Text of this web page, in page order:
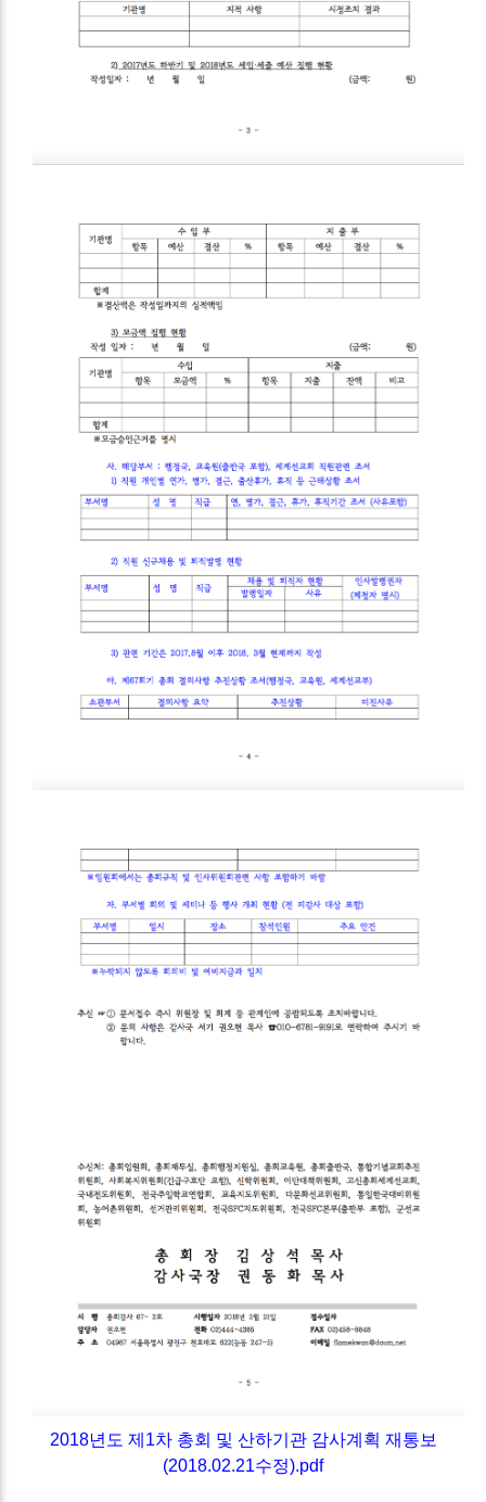
2018년도 제1차 총회 및 산하기관 감사계획 재통보
(2018.02.21수정).pdf